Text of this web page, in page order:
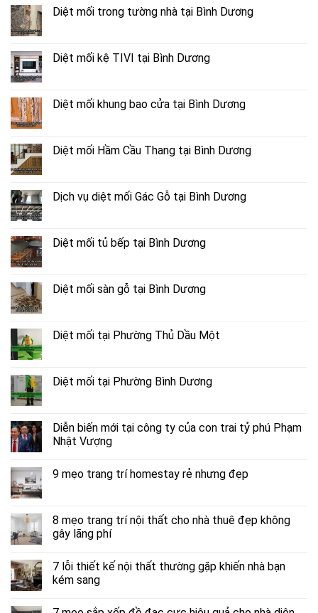
Diệt mối trong tường nhà tại Bình Dương
Diệt mối kệ TIVI tại Bình Dương
Diệt mối khung bao cửa tại Bình Dương
Diệt mối Hầm Cầu Thang tại Bình Dương
Dịch vụ diệt mối Gác Gỗ tại Bình Dương
Diệt mối tủ bếp tại Bình Dương
Diệt mối sàn gỗ tại Bình Dương
Diệt mối tại Phường Thủ Dầu Một
Diệt mối tại Phường Bình Dương
Diễn biến mới tại công ty của con trai tỷ phú Phạm
Nhật Vượng
9 mẹo trang trí homestay rẻ nhưng đẹp
8 mẹo trang trí nội thất cho nhà thuê đẹp không
gây lãng phí
7 lỗi thiết kế nội thất thường gặp khiến nhà bạn
kém sang